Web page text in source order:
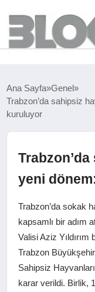
SIYASET
SPOR
EKONOMI
Ana Sayfa Genel
Trabzon’da sahipsiz
kuruluyor
yeni
Trabzon’da sokak
kapsamlı bir adım
Valisi Aziz Yıldırım
Trabzon
Sahipsiz
karar verildi. Birlik,